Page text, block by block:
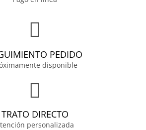
PEDIDO
disponible
TRATO DIRECTO
personalizada